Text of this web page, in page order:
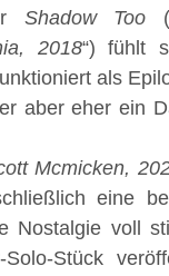
Shadow Too
2018“) fühlt
als
aber eher ein
Mcmicken,
eine
Nostalgie voll
Stück